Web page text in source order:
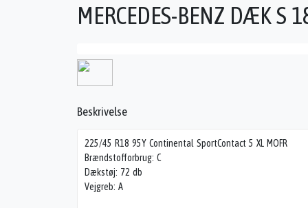
MERCEDES-BENZ DÆK S
Beskrivelse
225/45 R18 95Y Continental SportContact 5 XL MOFR
Brændstofforbrug: C
Dækstøj: 72 db
Vejgreb: A